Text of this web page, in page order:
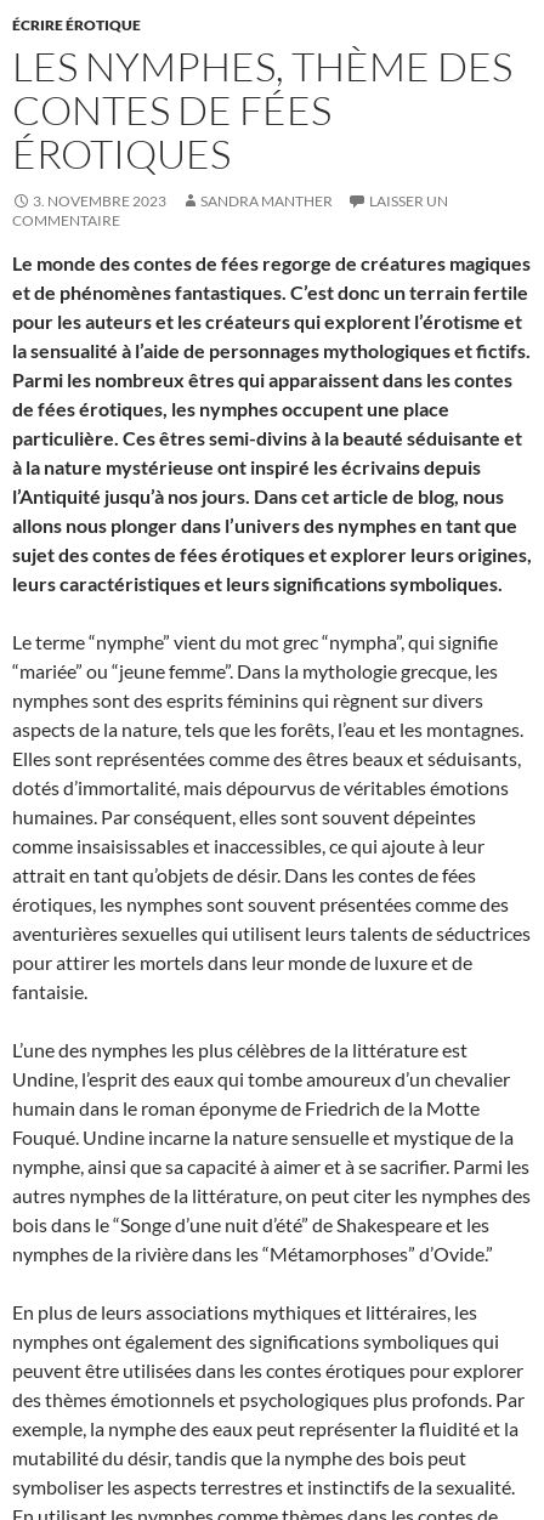
ÉCRIRE ÉROTIQUE
LES NYMPHES, THÈME DES
CONTES DE FÉES
ÉROTIQUES
3. NOVEMBRE 2023 SANDRA MANTHER
LAISSER UN
COMMENTAIRE
Le monde des contes de fées regorge de créatures magiques
et de phénomènes fantastiques. C’est donc un terrain fertile
pour les auteurs et les créateurs qui explorent l’érotisme et
la sensualité à l’aide de personnages mythologiques et fictifs.
Parmi les nombreux êtres qui apparaissent dans les contes
de fées érotiques, les nymphes occupent une place
particulière. Ces êtres semi-divins à la beauté séduisante et
à la nature mystérieuse ont inspiré les écrivains depuis
l’Antiquité jusqu’à nos jours. Dans cet article de blog, nous
allons nous plonger dans l’univers des nymphes en tant que
sujet des contes de fées érotiques et explorer leurs origines,
leurs caractéristiques et leurs significations symboliques.
Le terme “nymphe” vient du mot grec “nympha”, qui signifie
“mariée” ou “jeune femme”. Dans la mythologie grecque, les
nymphes sont des esprits féminins qui règnent sur divers
aspects de la nature, tels que les forêts, l’eau et les montagnes.
Elles sont représentées comme des êtres beaux et séduisants,
dotés d’immortalité, mais dépourvus de véritables émotions
humaines. Par conséquent, elles sont souvent dépeintes
comme insaisissables et inaccessibles, ce qui ajoute à leur
attrait en tant qu’objets de désir. Dans les contes de fées
érotiques, les nymphes sont souvent présentées comme des
aventurières sexuelles qui utilisent leurs talents de séductrices
pour attirer les mortels dans leur monde de luxure et de
fantaisie.
L’une des nymphes les plus célèbres de la littérature est
Undine, l’esprit des eaux qui tombe amoureux d’un chevalier
humain dans le roman éponyme de Friedrich de la Motte
Fouqué. Undine incarne la nature sensuelle et mystique de la
nymphe, ainsi que sa capacité à aimer et à se sacrifier. Parmi les
autres nymphes de la littérature, on peut citer les nymphes des
bois dans le “Songe d’une nuit d’été” de Shakespeare et les
nymphes de la rivière dans les “Métamorphoses” d’Ovide.”
En plus de leurs associations mythiques et littéraires, les
nymphes ont également des significations symboliques qui
peuvent être utilisées dans les contes érotiques pour explorer
des thèmes émotionnels et psychologiques plus profonds. Par
exemple, la nymphe des eaux peut représenter la fluidité et la
mutabilité du désir, tandis que la nymphe des bois peut
symboliser les aspects terrestres et instinctifs de la sexualité.